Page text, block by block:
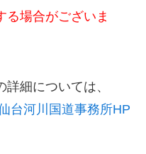
る場合がございま
細については、
台河川国道事務所HP